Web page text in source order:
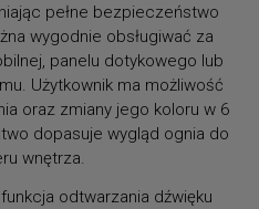
pełne bezpieczeństwo
wygodnie obsługiwać za
panelu dotykowego lub
Użytkownik ma możliwość
oraz zmiany jego koloru w 6
dopasuje wygląd ognia do
wnętrza.
odtwarzania dźwięku